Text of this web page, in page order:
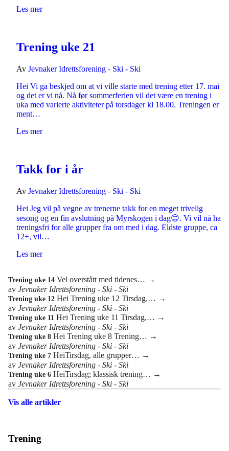
Les mer
Trening uke 21
Av Jevnaker Idrettsforening - Ski - Ski
Hei Vi ga beskjed om at vi ville starte med trening etter 17. mai
og det er vi nå. Nå før sommerferien vil det være en trening i
uka med varierte aktiviteter på torsdager kl 18.00. Treningen er
ment…
Les mer
Takk for i år
Av Jevnaker Idrettsforening - Ski - Ski
Hei Jeg vil på vegne av trenerne takk for en meget trivelig
sesong og en fin avslutning på Myrskogen i dag😊. Vi vil nå ha
treningsfri for alle grupper fra om med i dag. Eldste gruppe, ca
12+, vil…
Les mer
Trening uke 14 Vel overstått med tidenes… →
av Jevnaker Idrettsforening - Ski - Ski
Trening uke 12 Hei Trening uke 12 Tirsdag,… →
av Jevnaker Idrettsforening - Ski - Ski
Trening uke 11 Hei Trening uke 11 Tirsdag,… →
av Jevnaker Idrettsforening - Ski - Ski
Trening uke 8 Hei Trening uke 8 Trening… →
av Jevnaker Idrettsforening - Ski - Ski
Trening uke 7 HeiTirsdag, alle grupper… →
av Jevnaker Idrettsforening - Ski - Ski
Trening uke 6 HeiTirsdag; klassisk trening… →
av Jevnaker Idrettsforening - Ski - Ski
Vis alle artikler
Trening